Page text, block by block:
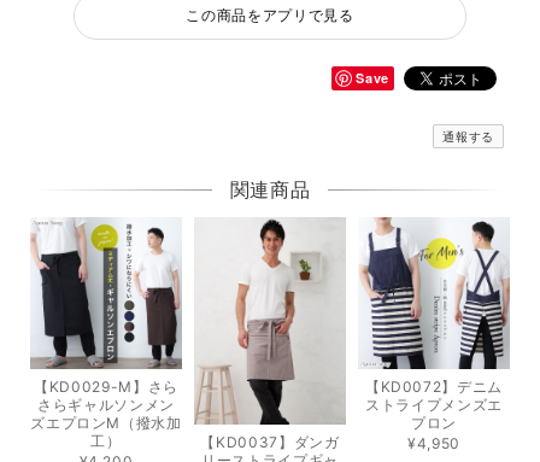
この商品をアプリで見る
Save
通報する
関連商品
【KD0029-M】さら
さらギャルソンメン
ズエプロンM（撥水加
工）
【KD0037】ダンガ
【KD0072】デニム
ストライプメンズエ
プロン
¥4,950